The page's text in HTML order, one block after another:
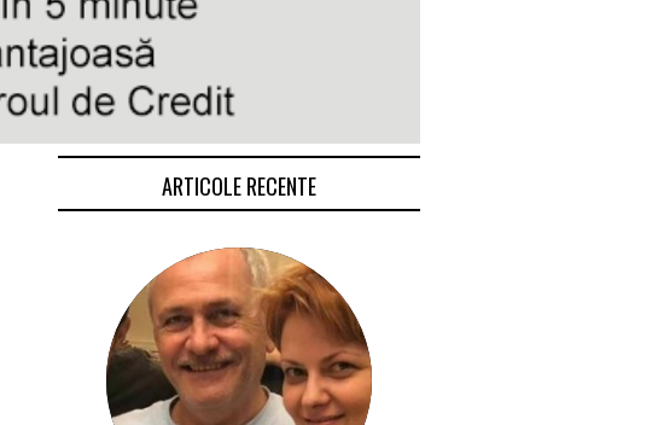
ARTICOLE RECENTE